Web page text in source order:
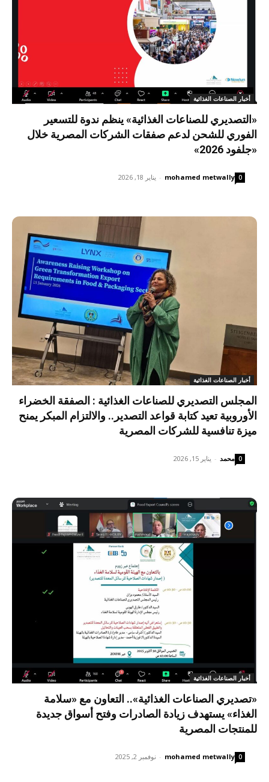
أخبار الصناعات الغذائية
«التصديري للصناعات الغذائية» ينظم ندوة للتسعير
الفوري للشحن لدعم صفقات الشركات المصرية خلال
«جلفود 2026»
mohamed metwally
- يناير 18, 2026 0
أخبار الصناعات الغذائية
المجلس التصديري للصناعات الغذائية : الصفقة الخضراء
الأوروبية تعيد كتابة قواعد التصدير.. والالتزام المبكر يمنح
ميزة تنافسية للشركات المصرية
محمد - يناير 15, 2026 0
أخبار الصناعات الغذائية
«تصديري الصناعات الغذائية».. التعاون مع «سلامة
الغذاء» يستهدف زيادة الصادرات وفتح أسواق جديدة
للمنتجات المصرية
mohamed metwally
- نوفمبر 2, 2025 0